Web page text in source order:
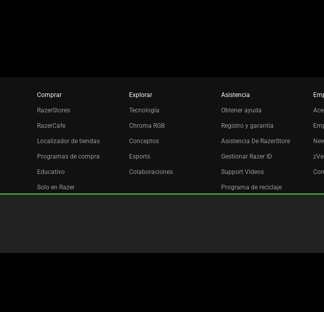
Comprar
RazerStores
RazerCafe
Localizador de tiendas
Programas de compra
Educativo
Solo en Razer
Explorar
Tecnología
Chroma RGB
Conceptos
Esports
Colaboraciones
Asistencia
Obtener ayuda
Registro y garantía
Asistencia De RazerStore
Gestionar Razer ID
Support Videos
Programa de reciclaje